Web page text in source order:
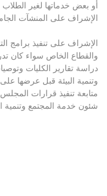
أو بعض خدماتها لغير الطلاب
الإشراف على المنشآت
الإشراف على تنفيذ برامج
والقطاع الخاص سواء كان
دراسة تقارير الكليات
وتنمية البيئة قبل عرضها
متابعة تنفيذ قرارات
شئون خدمة المجتمع وتنمية